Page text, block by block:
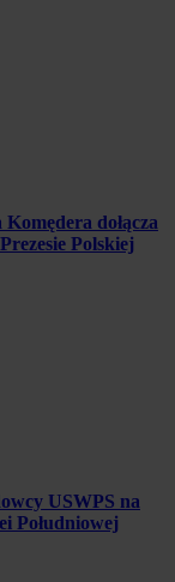
dołącza
Polskiej
USWPS na
Południowej